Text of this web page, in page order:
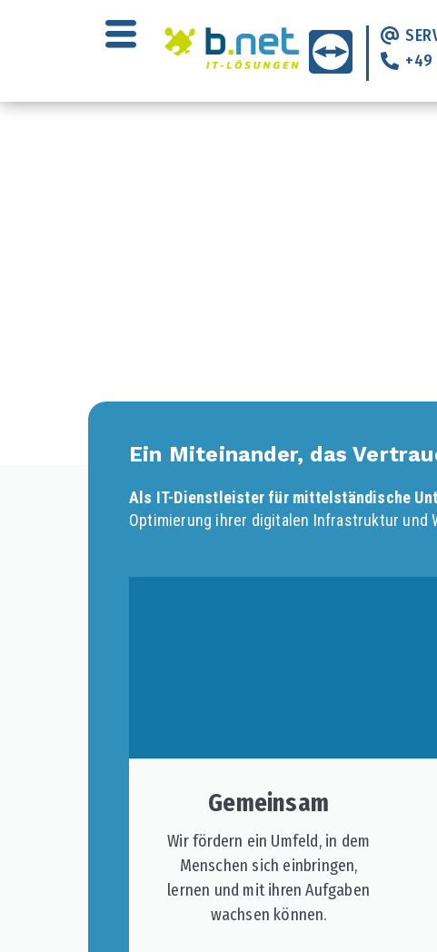
+49
Ein Miteinander, das
Als IT-Dienstleister für mittelständische
Optimierung ihrer digitalen Infrastruktur und
Gemeinsam
Wir fördern ein Umfeld, in dem
Menschen sich einbringen,
lernen und mit ihren Aufgaben
wachsen können.